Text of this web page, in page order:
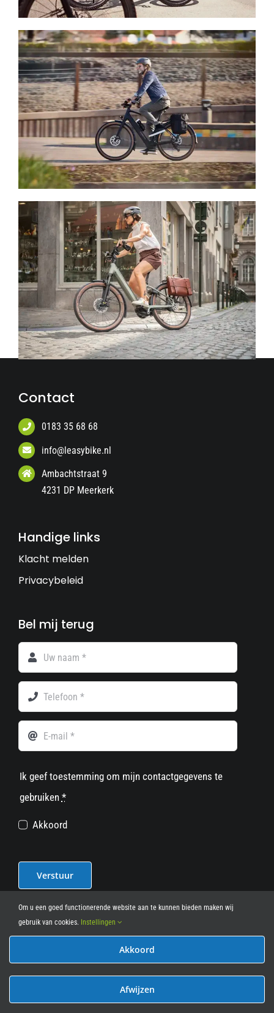
Contact
0183 35 68 68
info@leasybike.nl
Ambachtstraat 9
4231 DP Meerkerk
Handige links
Klacht melden
Privacybeleid
Bel mij terug
Ik geef toestemming om mijn contactgegevens te
gebruiken *
Akkoord
Verstuur
© 2012 - 2026• Leasy Bike • All Rights Reserved • powered
Om u een goed functionerende website aan te kunnen bieden maken wij
gebruik van cookies. Instellingen
Akkoord
Afwijzen